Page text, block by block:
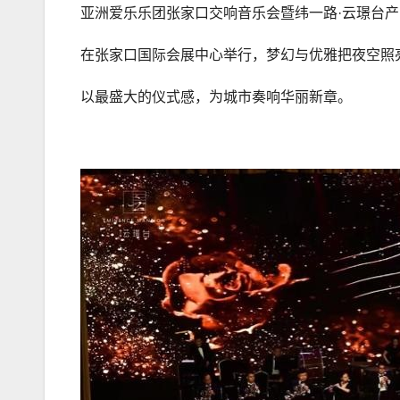
亚洲爱乐乐团张家口交响音乐会暨纬一路·云璟台
在张家口国际会展中心举行，梦幻与优雅把夜空照
以最盛大的仪式感，为城市奏响华丽新章。